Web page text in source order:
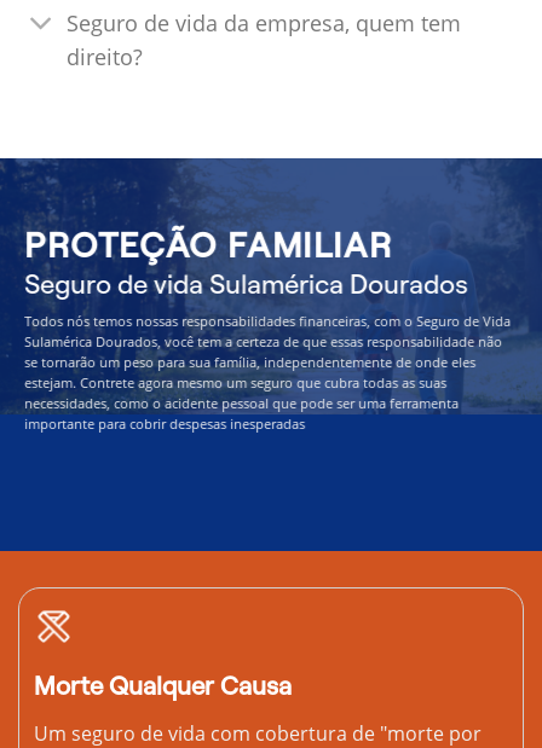
Seguro de vida da empresa, quem tem
direito?
PROTEÇÃO FAMILIAR
Seguro de vida Sulamérica Dourados
Todos nós temos nossas responsabilidades financeiras, com o Seguro de Vida
Sulamérica Dourados, você tem a certeza de que essas responsabilidade não
se tornarão um peso para sua família, independentemente de onde eles
estejam. Contrete agora mesmo um seguro que cubra todas as suas
necessidades, como o acidente pessoal que pode ser uma ferramenta
importante para cobrir despesas inesperadas
Morte Qualquer Causa
Um seguro de vida com cobertura de "morte por